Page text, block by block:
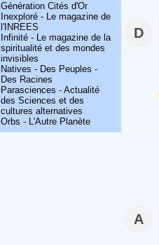
Génération Cités d'Or
Inexploré - Le magazine de
l'INREES
Infinité - Le magazine de la
spiritualité et des mondes
invisibles
Natives - Des Peuples -
Des Racines
Parasciences - Actualité
des Sciences et des
cultures alternatives
Orbs - L'Autre Planète
D
A